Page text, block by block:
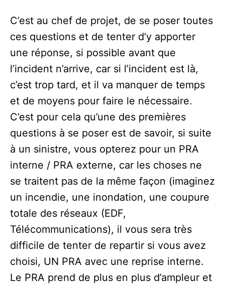
C’est au chef de projet, de se poser toutes
ces questions et de tenter d’y apporter
une réponse, si possible avant que
l’incident n’arrive, car si l’incident est là,
c’est trop tard, et il va manquer de temps
et de moyens pour faire le nécessaire.
C’est pour cela qu’une des premières
questions à se poser est de savoir, si suite
à un sinistre, vous opterez pour un PRA
interne / PRA externe, car les choses ne
se traitent pas de la même façon (imaginez
un incendie, une inondation, une coupure
totale des réseaux (EDF,
Télécommunications), il vous sera très
difficile de tenter de repartir si vous avez
choisi, UN PRA avec une reprise interne.
Le PRA prend de plus en plus d’ampleur et